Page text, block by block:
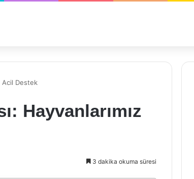
Acil Destek
Hayvanlarımız
3 dakika okuma süresi